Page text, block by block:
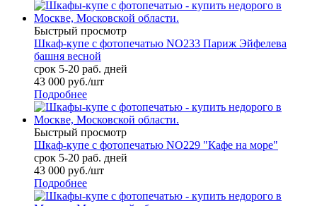
Быстрый просмотр
Шкаф-купе с фотопечатью NO233 Париж Эйфелева
башня весной
срок 5-20 раб. дней
43 000 руб./шт
Подробнее
Быстрый просмотр
Шкаф-купе с фотопечатью NO229 "Кафе на море"
срок 5-20 раб. дней
43 000 руб./шт
Подробнее